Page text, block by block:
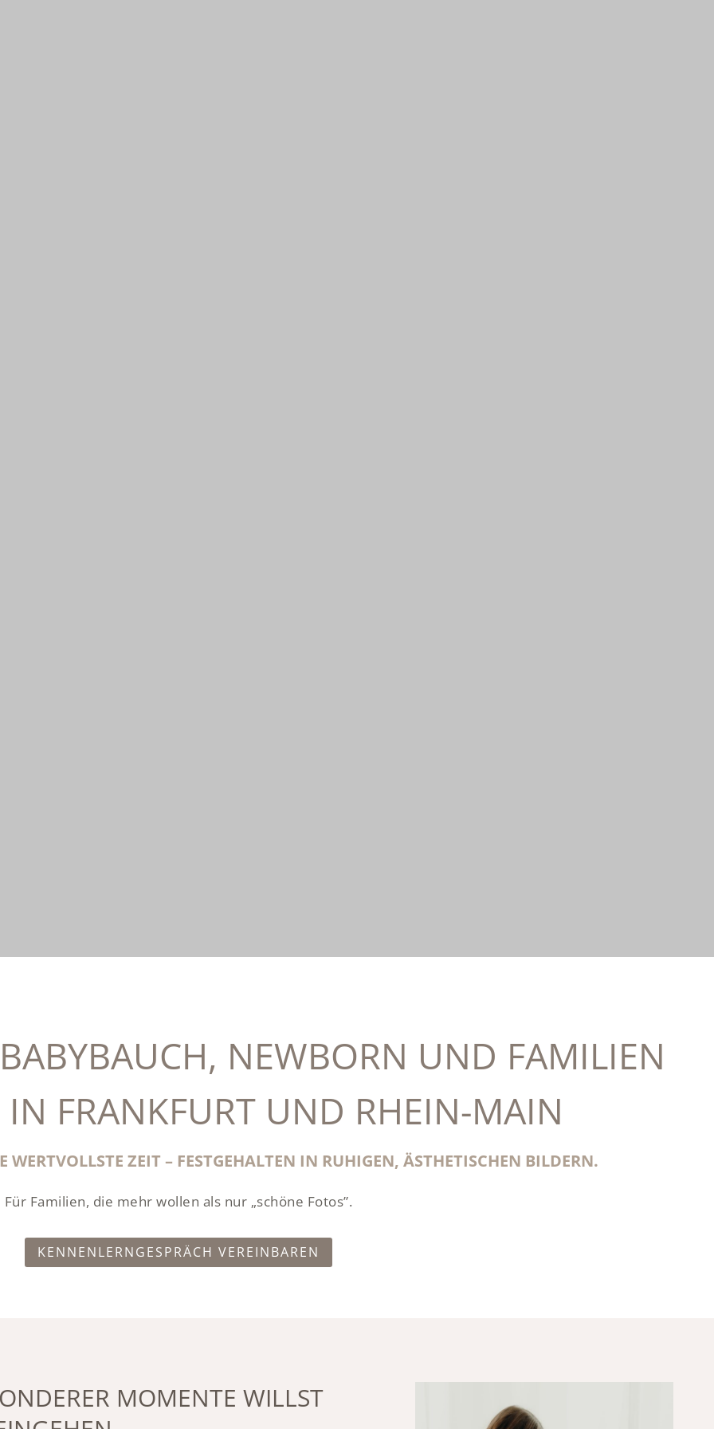
NEWBORN UND FAMILIEN
FRANKFURT UND RHEIN-MAIN
WERTVOLLSTE ZEIT – FESTGEHALTEN IN RUHIGEN, ÄSTHETISCHEN BILDERN.
Für Familien, die mehr wollen als nur „schöne Fotos”.
KENNENLERNGESPRÄCH VEREINBAREN
MOMENTE WILLST